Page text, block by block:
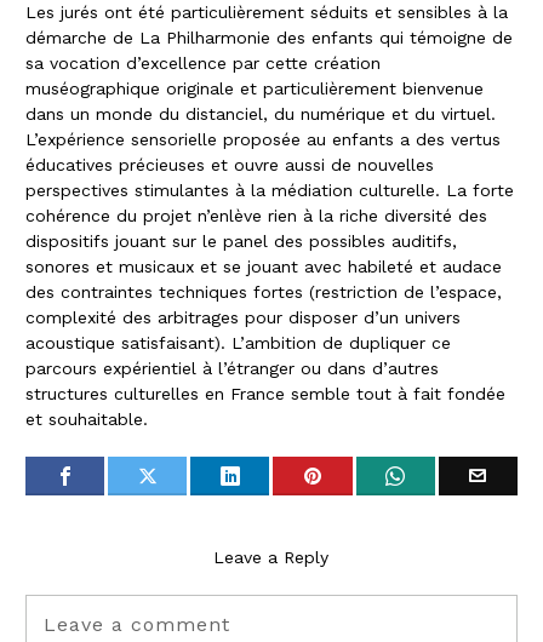
Les jurés ont été particulièrement séduits et sensibles à la
démarche de La Philharmonie des enfants qui témoigne de
sa vocation d’excellence par cette création
muséographique originale et particulièrement bienvenue
dans un monde du distanciel, du numérique et du virtuel.
L’expérience sensorielle proposée au enfants a des vertus
éducatives précieuses et ouvre aussi de nouvelles
perspectives stimulantes à la médiation culturelle. La forte
cohérence du projet n’enlève rien à la riche diversité des
dispositifs jouant sur le panel des possibles auditifs,
sonores et musicaux et se jouant avec habileté et audace
des contraintes techniques fortes (restriction de l’espace,
complexité des arbitrages pour disposer d’un univers
acoustique satisfaisant). L’ambition de dupliquer ce
parcours expérientiel à l’étranger ou dans d’autres
structures culturelles en France semble tout à fait fondée
et souhaitable.
Leave a Reply